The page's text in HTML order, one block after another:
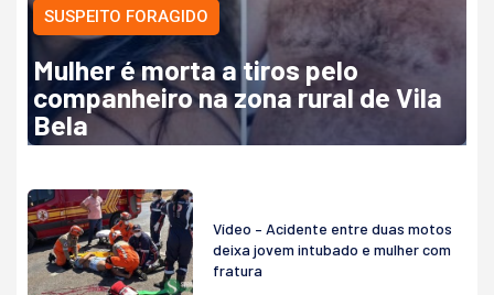
SUSPEITO FORAGIDO
Mulher é morta a tiros pelo
companheiro na zona rural de Vila
Bela
Vídeo – Acidente entre duas motos
deixa jovem intubado e mulher com
fratura